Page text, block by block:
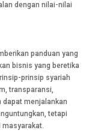
dengan nilai-nilai
panduan yang
bisnis yang beretika
prinsip syariah
transparansi,
dapat menjalankan
tetapi